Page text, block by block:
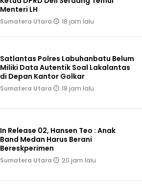
Menteri LH
Sumatera Utara 18 jam lalu
Satlantas Polres Labuhanbatu Belum
Miliki Data Autentik Soal Lakalantas
di Depan Kantor Golkar
Sumatera Utara 18 jam lalu
In Release 02, Hansen Teo : Anak
Band Medan Harus Berani
Bereskperimen
Sumatera Utara 20 jam lalu